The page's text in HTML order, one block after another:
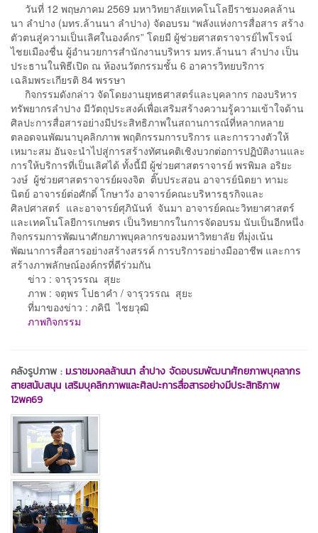
วันที่ 12 พฤษภาคม 2569 มหาวิทยาลัยเทคโนโลยีราชมงคลล้าน
นา ลำปาง (มทร.ล้านนา ลำปาง) จัดอบรม “พลังแห่งการสื่อสาร สร้าง
ตัวตนสู่ความเป็นเลิศในองค์กร” โดยมี ผู้ช่วยศาสตราจารย์ไพโรจน์
ไชยเมืองชื่น ผู้อำนวยการสำนักงานบริหาร มทร.ล้านนา ลำปาง เป็น
ประธานในพิธีเปิด ณ ห้องนวัตกรรมชั้น 6 อาคารวิทยบริการ
เฉลิมพระเกียรติ 84 พรรษา
กิจกรรมดังกล่าว จัดโดยงานยุทธศาสตร์และบุคลากร กองบริหาร
ทรัพยากรลำปาง มีวัตถุประสงค์เพื่อเสริมสร้างความรู้ความเข้าใจด้าน
ศิลปะการสื่อสารอย่างมีประสิทธิภาพในสถานการณ์ที่หลากหลาย
ตลอดจนพัฒนาบุคลิกภาพ พฤติกรรมการบริการ และการวางตัวให้
เหมาะสม อันจะนำไปสู่การสร้างทัศนคติเชิงบวกต่อการปฏิบัติงานและ
การให้บริการที่เป็นเลิศได้ ทั้งนี้มี ผู้ช่วยศาสตราจารย์ พรพิมล อริยะ
วงษ์ ผู้ช่วยศาสตราจารย์ผจงจิต ติ๊บประสอน อาจารย์นิตยา ทามะ
นิตย์ อาจารย์ต่อศักดิ์ โกษาวัง อาจารย์คณะบริหารธุรกิจและ
ศิลปศาสตร์ และอาจารย์ศุภินันท์ จันมา อาจารย์คณะวิทยาศาสตร์
และเทคโนโลยีการเกษตร เป็นวิทยากรในการจัดอบรม นับเป็นอีกหนึ่ง
กิจกรรมการพัฒนาศักยภาพบุคลากรของมหาวิทยาลัย ที่มุ่งเน้น
พัฒนาการสื่อสารอย่างสร้างสรรค์ การบริการอย่างมืออาชีพ และการ
สร้างภาพลักษณ์องค์กรที่ดีร่วมกัน
ข่าว : จารุวรรณ สุยะ
ภาพ : จตุพร โปธาคำ / จารุวรรณ สุยะ
ที่มาของข่าว : ภคินี ไชยวุฒิ
ภาพกิจกรรม
คลังรูปภาพ : ม.ราชมงคลล้านนา ลำปาง จัดอบรมพัฒนาศักยภาพบุคลากร
สายสนับสนุน เสริมบุคลิกภาพและศิลปะการสื่อสารอย่างมีประสิทธิภาพ
12พค69